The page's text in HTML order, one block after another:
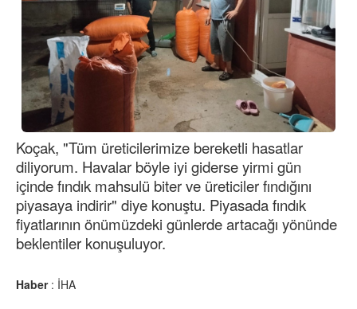
Koçak, "Tüm üreticilerimize bereketli hasatlar
diliyorum. Havalar böyle iyi giderse yirmi gün
içinde fındık mahsulü biter ve üreticiler fındığını
piyasaya indirir" diye konuştu. Piyasada fındık
fiyatlarının önümüzdeki günlerde artacağı yönünde
beklentiler konuşuluyor.
Haber: İHA